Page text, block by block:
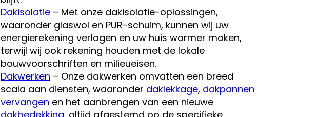
Dakisolatie– Met onze dakisolatie-oplossingen,
waaronder glaswol en PUR-schuim, kunnen wij uw
energierekening verlagen en uw huis warmer maken,
terwijl wij ook rekening houden met de lokale
bouwvoorschriften en milieueisen.
Dakwerken – Onze dakwerken omvatten een breed
scala aan diensten, waaronder daklekkage, dakpannen
vervangen en het aanbrengen van een nieuwe